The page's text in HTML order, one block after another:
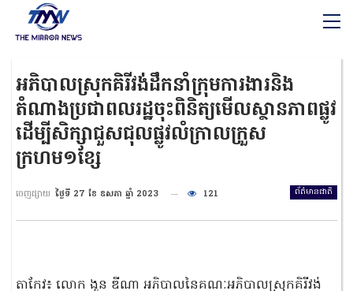
អភិបាលស្រុកគិរីវង់ដឹកនាំក្រុមការងារនិង
តំណាងប្រជាពលរដ្ឋចុះពិនិត្យមើលស្ថានភាពផ្លូវ
ដើម្បីសិក្សាជួសជុលផ្លូវលំក្រាលក្រួស
ក្រហម១ខ្សែ
ព័ត៌មានជាតិ
ចេញផ្សាយ ថ្ងៃទី 27 ខែ ឧសភា ឆ្នាំ 2023 121
តាកែវ៖ លោក ងួន ឌីណា អភិបាលនៃគណៈអភិបាលស្រុកគិរីវង់